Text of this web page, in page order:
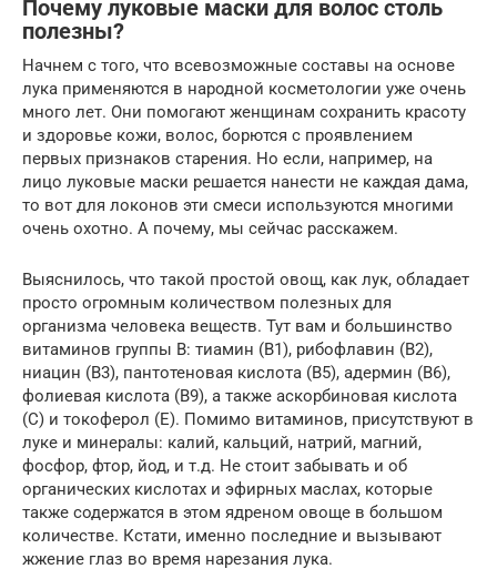
Почему луковые маски для волос столь
полезны?
Начнем с того, что всевозможные составы на основе
лука применяются в народной косметологии уже очень
много лет. Они помогают женщинам сохранить красоту
и здоровье кожи, волос, борются с проявлением
первых признаков старения. Но если, например, на
лицо луковые маски решается нанести не каждая дама,
то вот для локонов эти смеси используются многими
очень охотно. А почему, мы сейчас расскажем.
Выяснилось, что такой простой овощ, как лук, обладает
просто огромным количеством полезных для
организма человека веществ. Тут вам и большинство
витаминов группы В: тиамин (В1), рибофлавин (В2),
ниацин (В3), пантотеновая кислота (В5), адермин (В6),
фолиевая кислота (В9), а также аскорбиновая кислота
(С) и токоферол (Е). Помимо витаминов, присутствуют в
луке и минералы: калий, кальций, натрий, магний,
фосфор, фтор, йод, и т.д. Не стоит забывать и об
органических кислотах и эфирных маслах, которые
также содержатся в этом ядреном овоще в большом
количестве. Кстати, именно последние и вызывают
жжение глаз во время нарезания лука.